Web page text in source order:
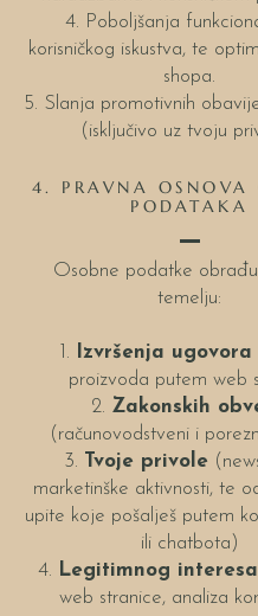
4. Poboljšanja
korisničkog iskustva, te
shopa.
5. Slanja promotivnih
(isključivo uz tvoju
4. PRAVNA OSNOVA
PODATAKA
Osobne podatke
temelju:
Izvršenja ugovora
proizvoda putem web
Zakonskih
(računovodstveni i
Tvoje privole
marketinške aktivnosti, te
upite koje pošalješ putem
ili chatbota)
Legitimnog interesa
web stranice, analiza